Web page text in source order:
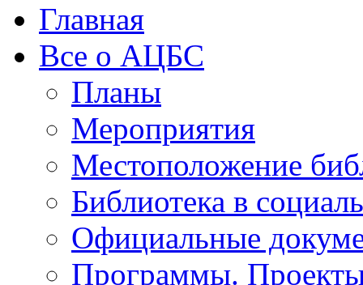
Главная
Все о АЦБС
Планы
Мероприятия
Местоположение
Библиотека в
Официальные
Программы.